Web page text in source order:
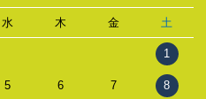
水 木 金 土
1
5 6 7 8